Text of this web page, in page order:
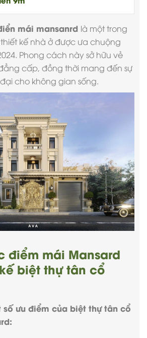
mái mansanrd là một trong
kế nhà ở được ưa chuộng
Phong cách này sở hữu vẻ
cấp, đồng thời mang đến sự
cho không gian sống.
điểm mái Mansard
biệt thự tân cổ
ưu điểm của biệt thự tân cổ